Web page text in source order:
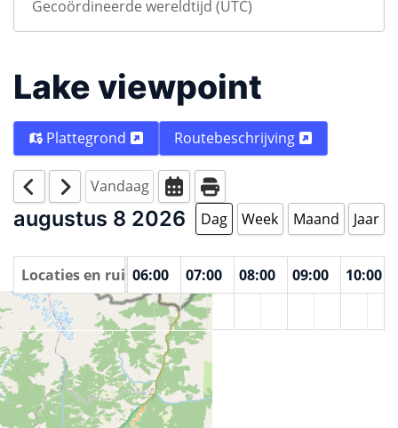
Lake viewpoint
Plattegrond Routebeschrijving
Vandaag
augustus 8 2026 Dag Week Maand Jaar
Locaties en ruimtes
04:00 05:00 06:00 07:00 08:00 09:00
10:00
Lake viewpoint